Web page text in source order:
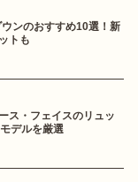
ンのおすすめ10選！新
トも
ス・フェイスのリュッ
デルを厳選